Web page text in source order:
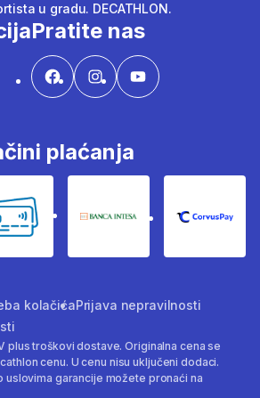
u gradu. DECATHLON.
Pratite nas
plaćanja
Bankovne karticeBanka Intesa
kolačićaPrijava nepravilnosti
plus troškovi dostave. Originalna cena se
cenu. U cenu nisu uključeni dodaci.
garancije možete pronaći na